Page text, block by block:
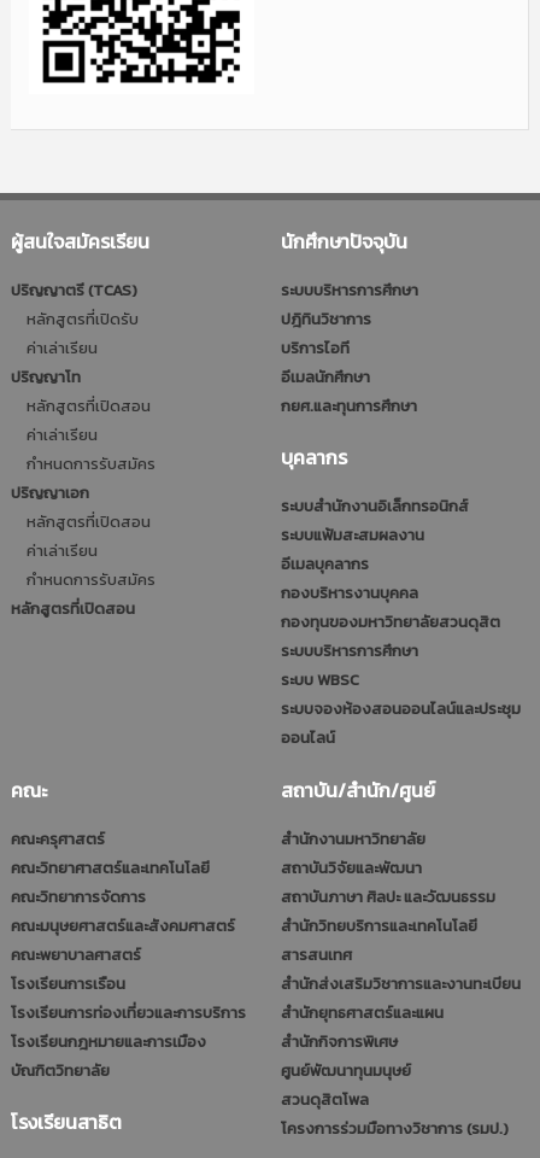
ผู้สนใจสมัครเรียน
ปริญญาตรี (TCAS)
หลักสูตรที่เปิดรับ
ค่าเล่าเรียน
ปริญญาโท
หลักสูตรที่เปิดสอน
ค่าเล่าเรียน
กำหนดการรับสมัคร
ปริญญาเอก
หลักสูตรที่เปิดสอน
ค่าเล่าเรียน
กำหนดการรับสมัคร
หลักสูตรที่เปิดสอน
นักศึกษาปัจจุบัน
ระบบบริหารการศึกษา
ปฎิทินวิชาการ
บริการไอที
อีเมลนักศึกษา
กยศ.และทุนการศึกษา
บุคลากร
ระบบสำนักงานอิเล็กทรอนิกส์
ระบบแฟ้มสะสมผลงาน
อีเมลบุคลากร
กองบริหารงานบุคคล
กองทุนของมหาวิทยาลัยสวนดุสิต
ระบบบริหารการศึกษา
ระบบ WBSC
ระบบจองห้องสอนออนไลน์และประชุม
ออนไลน์
คณะ
คณะครุศาสตร์
คณะวิทยาศาสตร์และเทคโนโลยี
คณะวิทยาการจัดการ
คณะมนุษยศาสตร์และสังคมศาสตร์
คณะพยาบาลศาสตร์
โรงเรียนการเรือน
โรงเรียนการท่องเที่ยวและการบริการ
โรงเรียนกฎหมายและการเมือง
บัณฑิตวิทยาลัย
โรงเรียนสาธิต
สถาบัน/สำนัก/ศูนย์
สำนักงานมหาวิทยาลัย
สถาบันวิจัยและพัฒนา
สถาบันภาษา ศิลปะ และวัฒนธรรม
สำนักวิทยบริการและเทคโนโลยี
สารสนเทศ
สำนักส่งเสริมวิชาการและงานทะเบียน
สำนักยุทธศาสตร์และแผน
สำนักกิจการพิเศษ
ศูนย์พัฒนาทุนมนุษย์
สวนดุสิตโพล
โครงการร่วมมือทางวิชาการ (รมป.)